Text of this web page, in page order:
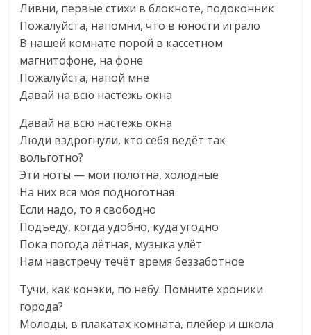
Ливни, первые стихи в блокноте, подоконник
Пожалуйста, напомни, что в юности играло
В нашей комнате порой в кассетном
магнитофоне, на фоне
Пожалуйста, напой мне
Давай на всю настежь окна
Давай на всю настежь окна
Люди вздрогнули, кто себя ведёт так
вольготно?
Эти ноты — мои полотна, холодные
На них вся моя подноготная
Если надо, то я свободно
Подъеду, когда удобно, куда угодно
Пока погода лётная, музыка улёт
Нам навстречу течёт время беззаботное
Тучи, как конэки, по небу. Помните хроники
города?
Молоды, в плакатах комната, плейер и школа